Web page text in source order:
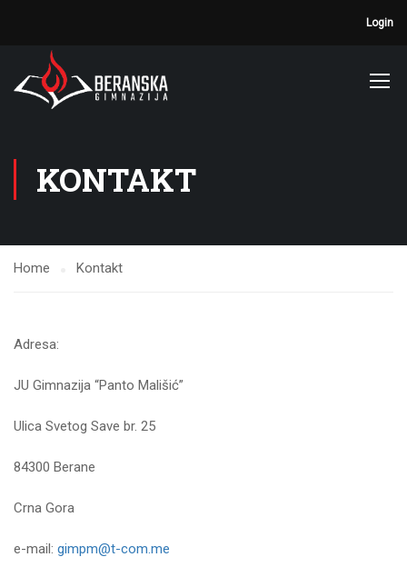
Login
KONTAKT
Home Kontakt
Adresa:
JU Gimnazija “Panto Mališić”
Ulica Svetog Save br. 25
84300 Berane
Crna Gora
e-mail: gimpm@t-com.me